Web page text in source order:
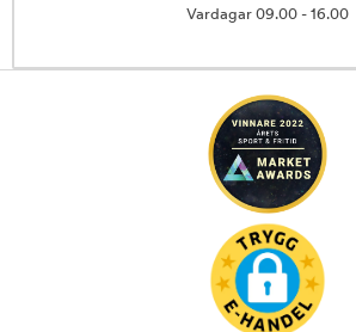
Vardagar 09.00 - 16.00